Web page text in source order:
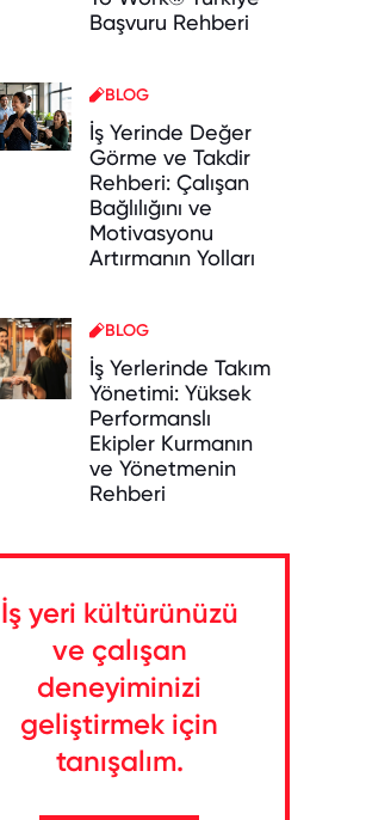
Başvuru Rehberi
BLOG
İş Yerinde Değer
Görme ve Takdir
Rehberi: Çalışan
Bağlılığını ve
Motivasyonu
Artırmanın Yolları
BLOG
İş Yerlerinde Takım
Yönetimi: Yüksek
Performanslı
Ekipler Kurmanın
ve Yönetmenin
Rehberi
İş yeri kültürünüzü
ve çalışan
deneyiminizi
geliştirmek için
tanışalım.